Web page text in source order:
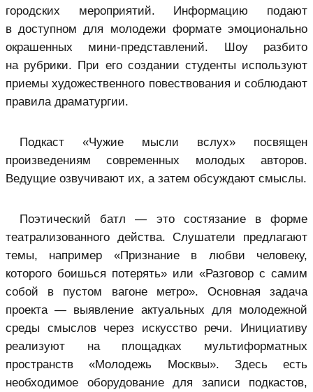
городских мероприятий. Информацию подают
в доступном для молодежи формате эмоционально
окрашенных мини-представлений. Шоу разбито
на рубрики. При его создании студенты используют
приемы художественного повествования и соблюдают
правила драматургии.
Подкаст «Чужие мысли вслух» посвящен
произведениям современных молодых авторов.
Ведущие озвучивают их, а затем обсуждают смыслы.
Поэтический батл — это состязание в форме
театрализованного действа. Слушатели предлагают
темы, например «Признание в любви человеку,
которого боишься потерять» или «Разговор с самим
собой в пустом вагоне метро». Основная задача
проекта — выявление актуальных для молодежной
среды смыслов через искусство речи. Инициативу
реализуют на площадках мультиформатных
пространств «Молодежь Москвы». Здесь есть
необходимое оборудование для записи подкастов,